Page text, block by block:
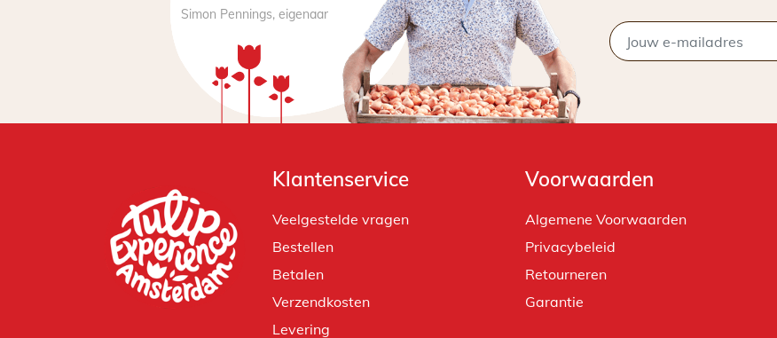
Simon Pennings, eigenaar
Klantenservice
Veelgestelde vragen
Bestellen
Betalen
Verzendkosten
Levering
Voorwaarden
Algemene Voorwaarden
Privacybeleid
Retourneren
Garantie